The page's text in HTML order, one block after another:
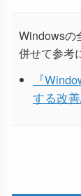
Windowsの
併せて参考
『
する改善